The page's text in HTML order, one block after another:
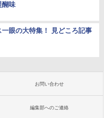
醐味
一眼の大特集！ 見どころ記事
お問い合わせ
編集部へのご連絡